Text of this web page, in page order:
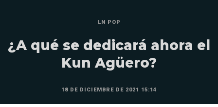
LN POP
¿A qué se dedicará ahora el
Kun Agüero?
18 DE DICIEMBRE DE 2021 15:14